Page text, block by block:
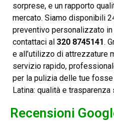
sorprese, e un rapporto
mercato. Siamo disponibili
preventivo personalizzato
contattaci al 320 8745141.
e all’utilizzo di attrezzature
servizio rapido,
per la pulizia delle tue
Latina: qualità e
Recensioni